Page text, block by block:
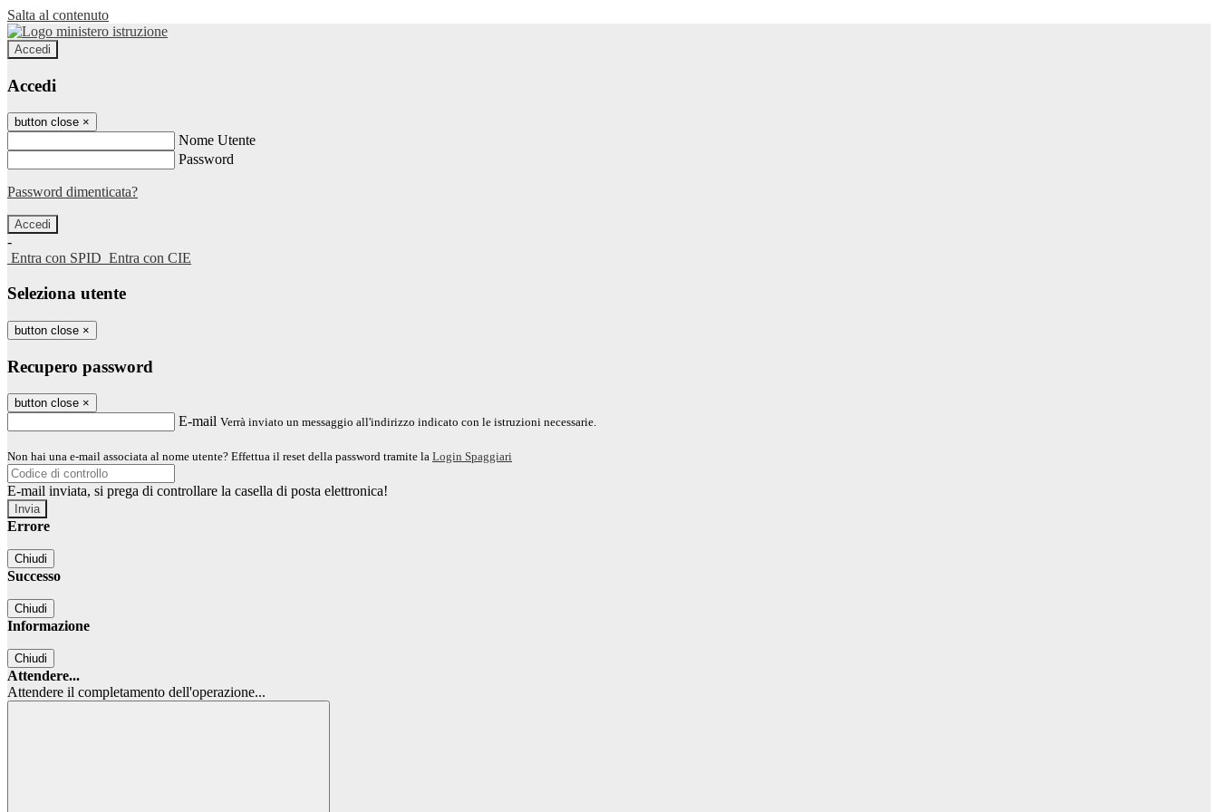
Salta al contenuto
Accedi
Accedi
button close ×
Nome Utente
Password
Password dimenticata?
-
Entra con SPID Entra con CIE
Seleziona utente
button close ×
Recupero password
button close ×
E-mail Verrà inviato un messaggio all'indirizzo indicato con le istruzioni necessarie.
Non hai una e-mail associata al nome utente? Effettua il reset della password tramite la Login Spaggiari
E-mail inviata, si prega di controllare la casella di posta elettronica!
Errore
Chiudi
Successo
Chiudi
Informazione
Chiudi
Attendere...
Attendere il completamento dell'operazione...